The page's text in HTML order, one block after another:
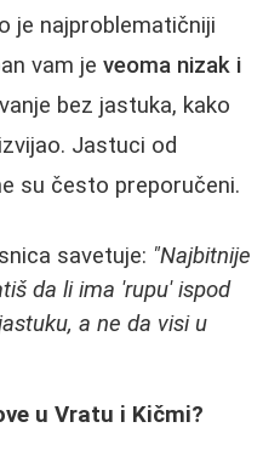
je najproblematičniji
vam je veoma nizak i
bez jastuka, kako
Jastuci od
su često preporučeni.
savetuje: "Najbitnije
da li ima 'rupu' ispod
a ne da visi u
u Vratu i Kičmi?